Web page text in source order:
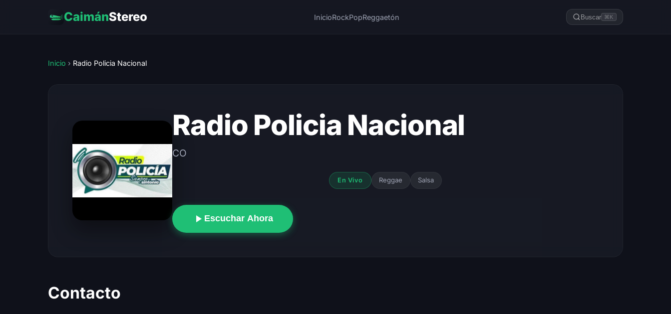
CaimánStereo InicioRockPopReggaetón Buscar ⌘K
Inicio › Radio Policia Nacional
Radio Policia Nacional
CO
En Vivo Reggae Salsa
Escuchar Ahora
Contacto